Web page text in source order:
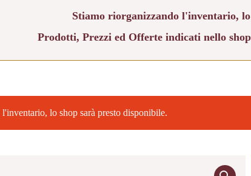
Stiamo riorganizzando l'inventario,
Prodotti, Prezzi ed Offerte indicati nello
lo shop sarà presto disponibile.